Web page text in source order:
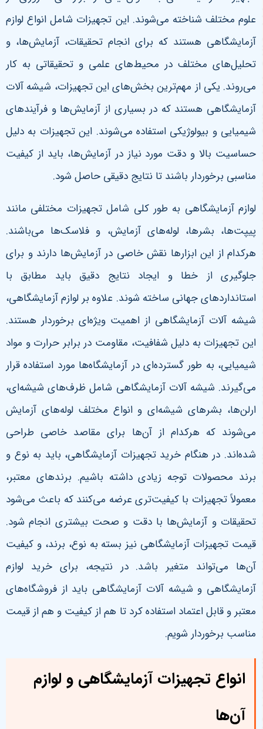
علوم مختلف شناخته می‌شوند. این تجهیزات شامل انواع لوازم
آزمایشگاهی هستند که برای انجام تحقیقات، آزمایش‌ها، و
تحلیل‌های مختلف در محیط‌های علمی و تحقیقاتی به کار
می‌روند. یکی از مهم‌ترین بخش‌های این تجهیزات، شیشه آلات
آزمایشگاهی هستند که در بسیاری از آزمایش‌ها و فرآیندهای
شیمیایی و بیولوژیکی استفاده می‌شوند. این تجهیزات به دلیل
حساسیت بالا و دقت مورد نیاز در آزمایش‌ها، باید از کیفیت
مناسبی برخوردار باشند تا نتایج دقیقی حاصل شود.
لوازم آزمایشگاهی به طور کلی شامل تجهیزات مختلفی مانند
پیپت‌ها، بشرها، لوله‌های آزمایش، و فلاسک‌ها می‌باشند.
هرکدام از این ابزارها نقش خاصی در آزمایش‌ها دارند و برای
جلوگیری از خطا و ایجاد نتایج دقیق باید مطابق با
استانداردهای جهانی ساخته شوند. علاوه بر لوازم آزمایشگاهی،
شیشه آلات آزمایشگاهی از اهمیت ویژه‌ای برخوردار هستند.
این تجهیزات به دلیل شفافیت، مقاومت در برابر حرارت و مواد
شیمیایی، به طور گسترده‌ای در آزمایشگاه‌ها مورد استفاده قرار
می‌گیرند. شیشه آلات آزمایشگاهی شامل ظرف‌های شیشه‌ای،
ارلن‌ها، بشرهای شیشه‌ای و انواع مختلف لوله‌های آزمایش
می‌شوند که هرکدام از آن‌ها برای مقاصد خاصی طراحی
شده‌اند. در هنگام خرید تجهیزات آزمایشگاهی، باید به نوع و
برند محصولات توجه زیادی داشته باشیم. برندهای معتبر،
معمولاً تجهیزات با کیفیت‌تری عرضه می‌کنند که باعث می‌شود
تحقیقات و آزمایش‌ها با دقت و صحت بیشتری انجام شود.
قیمت تجهیزات آزمایشگاهی نیز بسته به نوع، برند، و کیفیت
آن‌ها می‌تواند متغیر باشد. در نتیجه، برای خرید لوازم
آزمایشگاهی و شیشه آلات آزمایشگاهی باید از فروشگاه‌های
معتبر و قابل اعتماد استفاده کرد تا هم از کیفیت و هم از قیمت
مناسب برخوردار شویم.
انواع تجهیزات آزمایشگاهی و لوازم
آن‌ها